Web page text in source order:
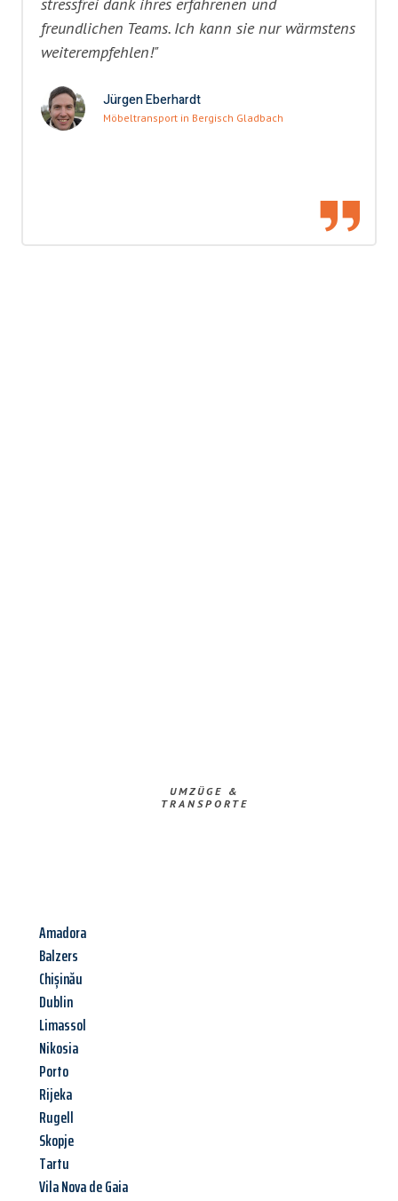
freundlichen Teams. Ich kann sie nur wärmstens
weiterempfehlen!"
Jürgen Eberhardt
Möbeltransport in Bergisch Gladbach
UMZÜGE &
TRANSPORTE
Amadora
Balzers
Chișinău
Dublin
Limassol
Nikosia
Porto
Rijeka
Rugell
Skopje
Tartu
Vila Nova de Gaia